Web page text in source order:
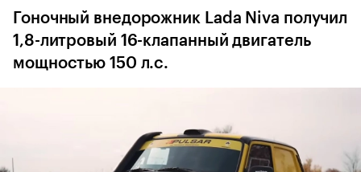
Гоночный внедорожник Lada Niva получил
1,8-литровый 16-клапанный двигатель
мощностью 150 л.с.